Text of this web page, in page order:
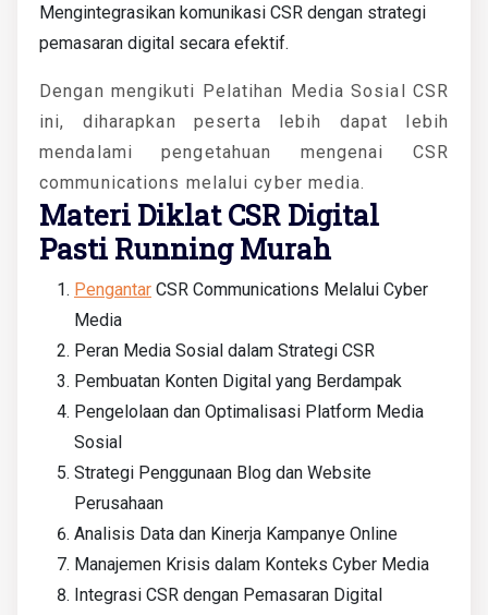
Mengintegrasikan komunikasi CSR dengan strategi
pemasaran digital secara efektif.
Dengan mengikuti Pelatihan Media Sosial CSR
ini, diharapkan peserta lebih dapat lebih
mendalami pengetahuan mengenai CSR
communications melalui cyber media.
Materi Diklat CSR Digital
Pasti Running Murah
Pengantar CSR Communications Melalui Cyber
Media
Peran Media Sosial dalam Strategi CSR
Pembuatan Konten Digital yang Berdampak
Pengelolaan dan Optimalisasi Platform Media
Sosial
Strategi Penggunaan Blog dan Website
Perusahaan
Analisis Data dan Kinerja Kampanye Online
Manajemen Krisis dalam Konteks Cyber Media
Integrasi CSR dengan Pemasaran Digital